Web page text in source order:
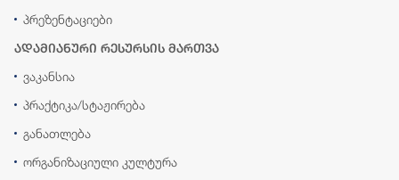
პრეზენტაციები
ადამიანური რესურსის მართვა
ვაკანსია
პრაქტიკა/სტაჟირება
განათლება
ორგანიზაციული კულტურა